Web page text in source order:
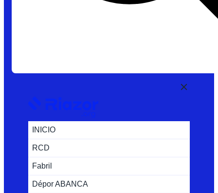
INICIO
RCD
Fabril
Dépor ABANCA